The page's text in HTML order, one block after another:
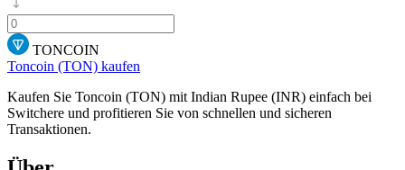
TONCOIN
Toncoin (TON) kaufen
Kaufen Sie Toncoin (TON) mit Indian Rupee (INR) einfach bei
Switchere und profitieren Sie von schnellen und sicheren
Transaktionen.